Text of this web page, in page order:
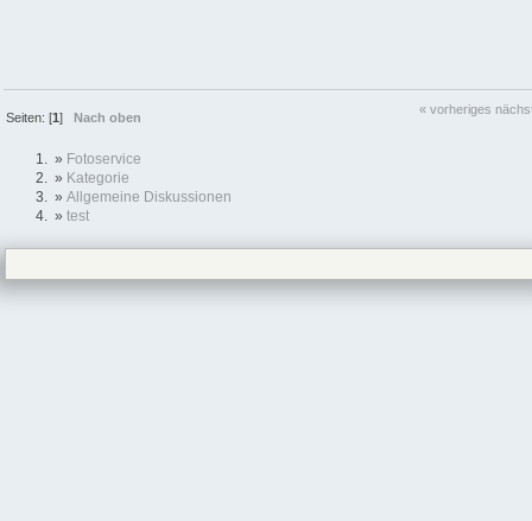
Seiten: [1]Nach oben
« vorheriges
» Fotoservice
» Kategorie
» Allgemeine Diskussionen
» test